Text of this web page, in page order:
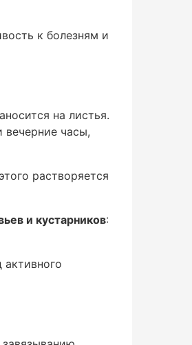
к болезням и
на листья.
вечерние часы,
растворяется
и кустарников: